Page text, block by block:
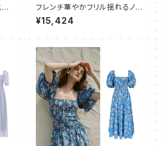
フレンチ華やかフリル揺れるノー
スリープワンピース ロング
¥15,424